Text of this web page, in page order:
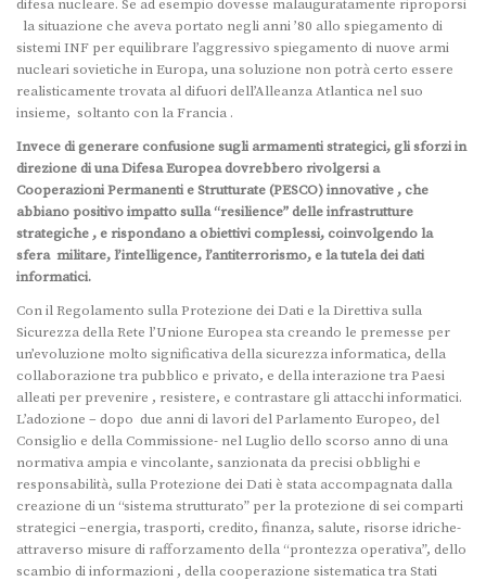
difesa nucleare. Se ad esempio dovesse malauguratamente riproporsi
la situazione che aveva portato negli anni ’80 allo spiegamento di
sistemi INF per equilibrare l’aggressivo spiegamento di nuove armi
nucleari sovietiche in Europa, una soluzione non potrà certo essere
realisticamente trovata al difuori dell’Alleanza Atlantica nel suo
insieme, soltanto con la Francia .
Invece di generare confusione sugli armamenti strategici, gli sforzi in
direzione di una Difesa Europea dovrebbero rivolgersi a
Cooperazioni Permanenti e Strutturate (PESCO) innovative , che
abbiano positivo impatto sulla “resilience” delle infrastrutture
strategiche , e rispondano a obiettivi complessi, coinvolgendo la
sfera militare, l’intelligence, l’antiterrorismo, e la tutela dei dati
informatici.
Con il Regolamento sulla Protezione dei Dati e la Direttiva sulla
Sicurezza della Rete l’Unione Europea sta creando le premesse per
un’evoluzione molto significativa della sicurezza informatica, della
collaborazione tra pubblico e privato, e della interazione tra Paesi
alleati per prevenire , resistere, e contrastare gli attacchi informatici.
L’adozione – dopo due anni di lavori del Parlamento Europeo, del
Consiglio e della Commissione- nel Luglio dello scorso anno di una
normativa ampia e vincolante, sanzionata da precisi obblighi e
responsabilità, sulla Protezione dei Dati è stata accompagnata dalla
creazione di un “sistema strutturato” per la protezione di sei comparti
strategici –energia, trasporti, credito, finanza, salute, risorse idriche-
attraverso misure di rafforzamento della “prontezza operativa”, dello
scambio di informazioni , della cooperazione sistematica tra Stati